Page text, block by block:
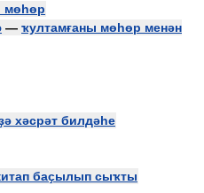
мөһөр
— ҡултамғаны мөһөр менән
хәсрәт билдәһе
баҫылып сыҡты